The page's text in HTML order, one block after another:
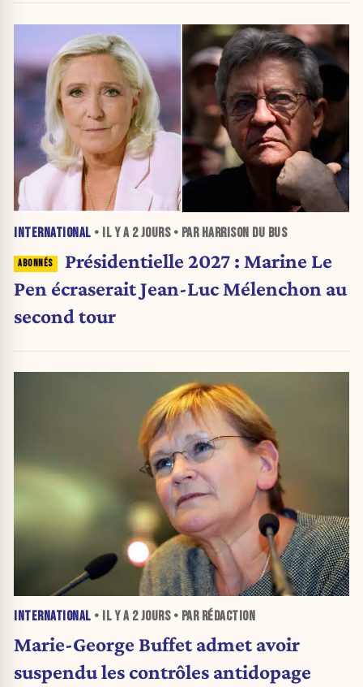
INTERNATIONAL • IL Y A 2 JOURS• PAR HARRISON DU BUS
Présidentielle 2027 : Marine Le
Pen écraserait Jean-Luc Mélenchon au
second tour
INTERNATIONAL • IL Y A 2 JOURS• PAR RÉDACTION
Marie-George Buffet admet avoir
suspendu les contrôles antidopage